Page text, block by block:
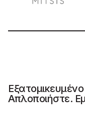
Απλοποιήστε.